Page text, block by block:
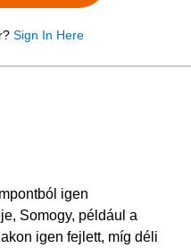
Sign In Here
igen
Somogy, például a
igen fejlett, míg déli